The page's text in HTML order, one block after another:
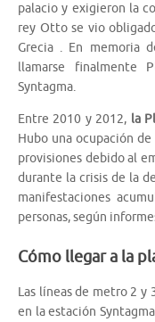
palacio y exigieron la
rey Otto se vio
Grecia . En memoria
llamarse finalmente
Syntagma.
Entre 2010 y 2012, la
Hubo una ocupación
provisiones debido al
durante la crisis de la
manifestaciones
personas, según
Cómo llegar a la
Las líneas de metro 2 y
en la estación